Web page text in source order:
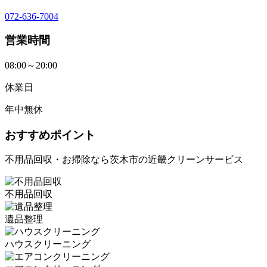
072-636-7004
営業時間
08:00～20:00
休業日
年中無休
おすすめポイント
不用品回収・お掃除なら茨木市の近畿クリーンサービス
不用品回収
遺品整理
ハウスクリーニング